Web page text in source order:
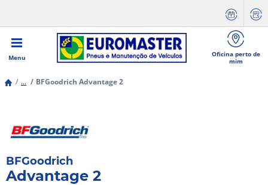
Menu
Oficina perto de
mim
... BFGoodrich Advantage 2
BFGoodrich
Advantage 2